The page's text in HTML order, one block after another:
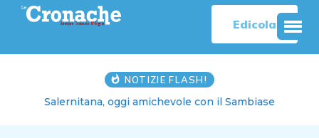
Edicola
NOTIZIE FLASH!
Salernitana, oggi amichevole con il Sambiase